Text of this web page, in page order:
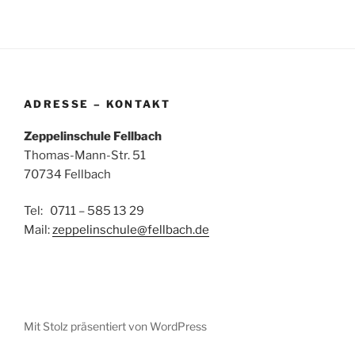
ADRESSE – KONTAKT
Zeppelinschule Fellbach
Thomas-Mann-Str. 51
70734 Fellbach
Tel: 0711 – 585 13 29
Mail:zeppelinschule@fellbach.de
Mit Stolz präsentiert von WordPress